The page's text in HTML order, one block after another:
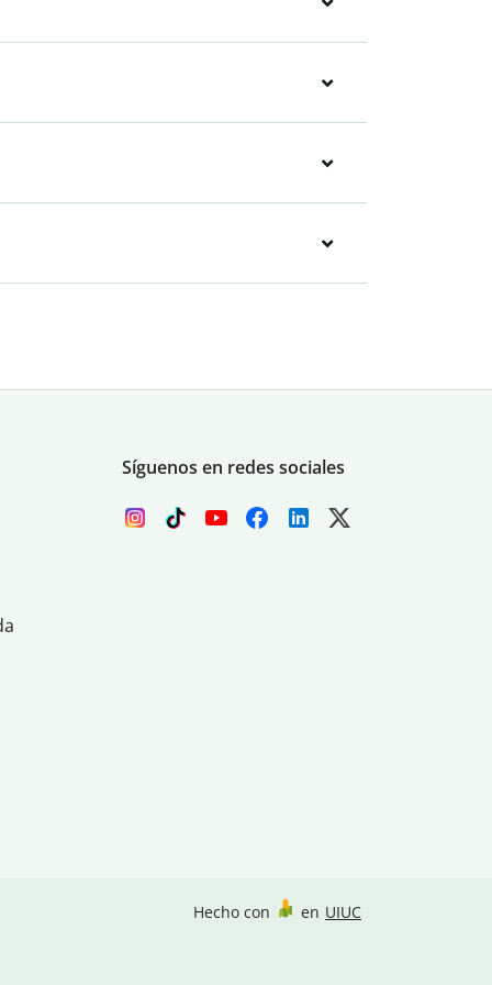
Síguenos en redes sociales
Hecho con en UIUC